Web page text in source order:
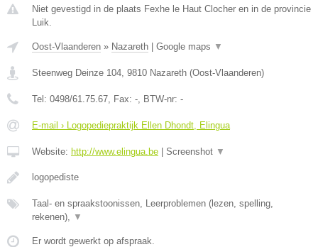
Niet gevestigd in de plaats Fexhe le Haut Clocher en in de provincie
Luik.
Oost-Vlaanderen » Nazareth Google maps ▼
Steenweg Deinze 104, 9810 Nazareth (Oost-Vlaanderen)
Tel: 0498/61.75.67, Fax: -, BTW-nr: -
E-mail › Logopediepraktijk Ellen Dhondt, Elingua
Website: http://www.elingua.be Screenshot ▼
logopediste
Taal- en spraakstoonissen, Leerproblemen (lezen, spelling,
rekenen), ▼
Er wordt gewerkt op afspraak.